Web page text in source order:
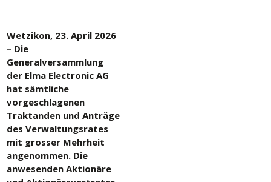
Wetzikon, 23. April 2026
– Die
Generalversammlung
der Elma Electronic AG
hat sämtliche
vorgeschlagenen
Traktanden und Anträge
des Verwaltungsrates
mit grosser Mehrheit
angenommen. Die
anwesenden Aktionäre